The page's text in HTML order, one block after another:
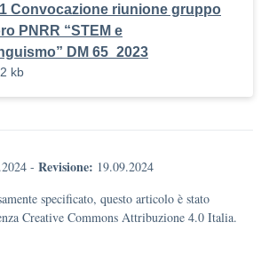
Convocazione riunione gruppo
PNRR “STEM e
DM 65_2023
kb
- Revisione: 19.09.2024
specificato, questo articolo è stato
Creative Commons Attribuzione 4.0 Italia.